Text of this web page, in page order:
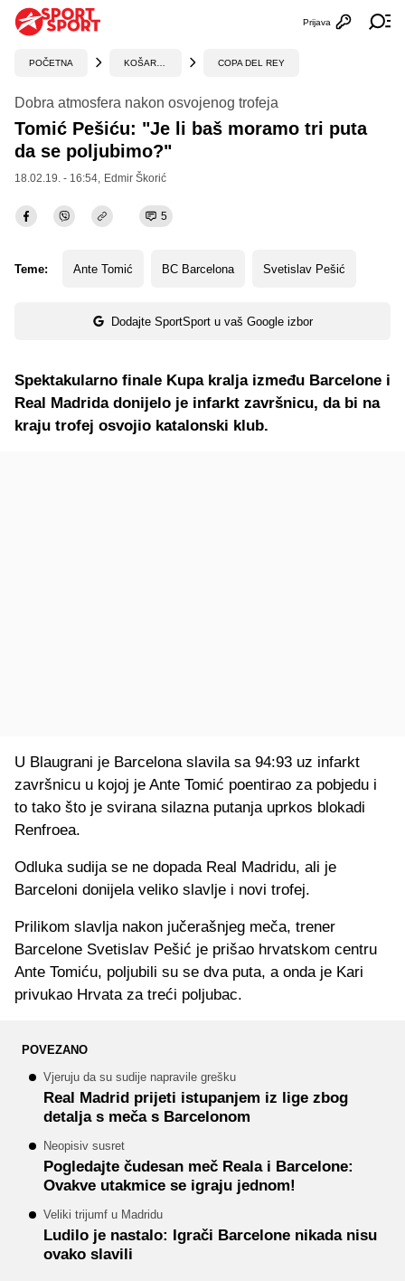
Otvori
Prijava
POČETNA COPA DEL REY
Dobra atmosfera nakon osvojenog trofeja
Tomić Pešiću: "Je li baš moramo tri puta
da se poljubimo?"
18.02.19. - 16:54, Edmir Škorić
5
Teme: Ante Tomić BC Barcelona Svetislav Pešić
Dodajte SportSport u vaš Google izbor
Spektakularno finale Kupa kralja između Barcelone i
Real Madrida donijelo je infarkt završnicu, da bi na
kraju trofej osvojio katalonski klub.
U Blaugrani je Barcelona slavila sa 94:93 uz infarkt
završnicu u kojoj je Ante Tomić poentirao za pobjedu i
to tako što je svirana silazna putanja uprkos blokadi
Renfroea.
Odluka sudija se ne dopada Real Madridu, ali je
Barceloni donijela veliko slavlje i novi trofej.
Prilikom slavlja nakon jučerašnjeg meča, trener
Barcelone Svetislav Pešić je prišao hrvatskom centru
Ante Tomiću, poljubili su se dva puta, a onda je Kari
privukao Hrvata za treći poljubac.
POVEZANO
Vjeruju da su sudije napravile grešku
Real Madrid prijeti istupanjem iz lige zbog
detalja s meča s Barcelonom
Neopisiv susret
Pogledajte čudesan meč Reala i Barcelone:
Ovakve utakmice se igraju jednom!
Veliki trijumf u Madridu
Ludilo je nastalo: Igrači Barcelone nikada nisu
ovako slavili